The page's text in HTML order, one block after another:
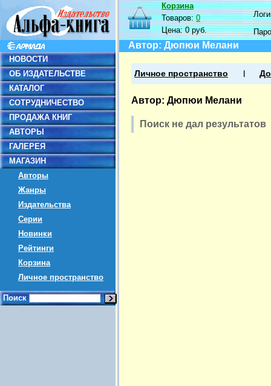
НОВОСТИ
ОБ ИЗДАТЕЛЬСТВЕ
КАТАЛОГ
СОТРУДНИЧЕСТВО
ПРОДАЖА КНИГ
АВТОРЫ
ГАЛЕРЕЯ
МАГАЗИН
Авторы
Жанры
Издательства
Серии
Новинки
Рейтинги
Корзина
Личное пространство
Поиск
Корзина
Товаров:0
Цена:0 руб.
Автор: Дюпюи Мелани
Личное пространство
Автор: Дюпюи Мелани
Поиск не дал результатов